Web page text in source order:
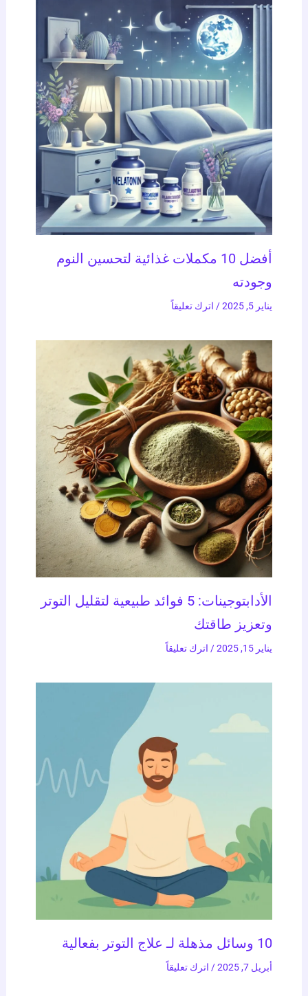
أفضل 10 مكملات غذائية لتحسين النوم
وجودته
يناير 5, 2025 /اترك تعليقاً
الأدابتوجينات: 5 فوائد طبيعية لتقليل التوتر
وتعزيز طاقتك
يناير 15, 2025 /اترك تعليقاً
10 وسائل مذهلة لـ علاج التوتر بفعالية
أبريل 7, 2025 /اترك تعليقاً